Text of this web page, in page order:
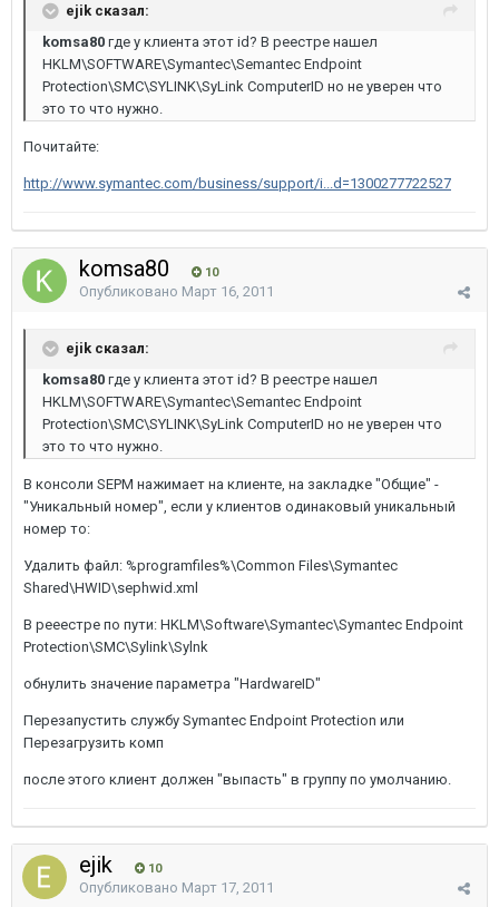
ejik сказал:
komsa80 где у клиента этот id? В реестре нашел
HKLM\SOFTWARE\Symantec\Semantec Endpoint
Protection\SMC\SYLINK\SyLink ComputerID но не уверен что
это то что нужно.
Почитайте:
http://www.symantec.com/business/support/i...d=1300277722527
komsa80 10
Опубликовано Март 16, 2011
ejik сказал:
komsa80 где у клиента этот id? В реестре нашел
HKLM\SOFTWARE\Symantec\Semantec Endpoint
Protection\SMC\SYLINK\SyLink ComputerID но не уверен что
это то что нужно.
В консоли SEPM нажимает на клиенте, на закладке "Общие" -
"Уникальный номер", если у клиентов одинаковый уникальный
номер то:
Удалить файл: %programfiles%\Common Files\Symantec
Shared\HWID\sephwid.xml
В рееестре по пути: HKLM\Software\Symantec\Symantec Endpoint
Protection\SMC\Sylink\Sylnk
обнулить значение параметра "HardwareID"
Перезапустить службу Symantec Endpoint Protection или
Перезагрузить комп
после этого клиент должен "выпасть" в группу по умолчанию.
ejik 10
Опубликовано Март 17, 2011